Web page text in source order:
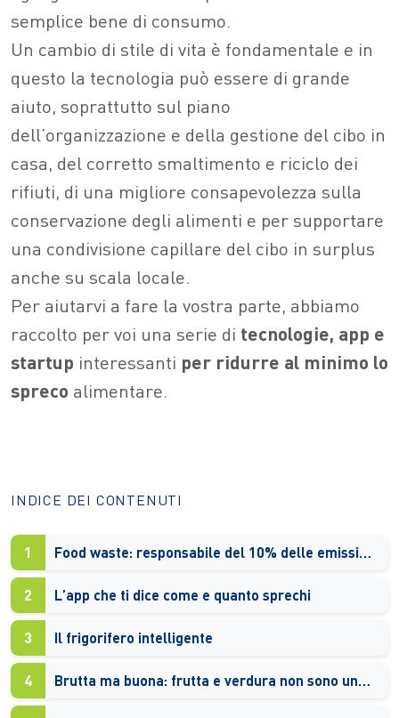
semplice bene di consumo.
Un cambio di stile di vita è fondamentale e in
questo la tecnologia può essere di grande
aiuto, soprattutto sul piano
dell’organizzazione e della gestione del cibo in
casa, del corretto smaltimento e riciclo dei
rifiuti, di una migliore consapevolezza sulla
conservazione degli alimenti e per supportare
una condivisione capillare del cibo in surplus
anche su scala locale.
Per aiutarvi a fare la vostra parte, abbiamo
raccolto per voi una serie di tecnologie, app e
startup interessanti per ridurre al minimo lo
spreco alimentare.
INDICE DEI CONTENUTI
1 Food waste: responsabile del 10% delle emissioni di gas serra
2 L’app che ti dice come e quanto sprechi
3 Il frigorifero intelligente
4 Brutta ma buona: frutta e verdura non sono una moda